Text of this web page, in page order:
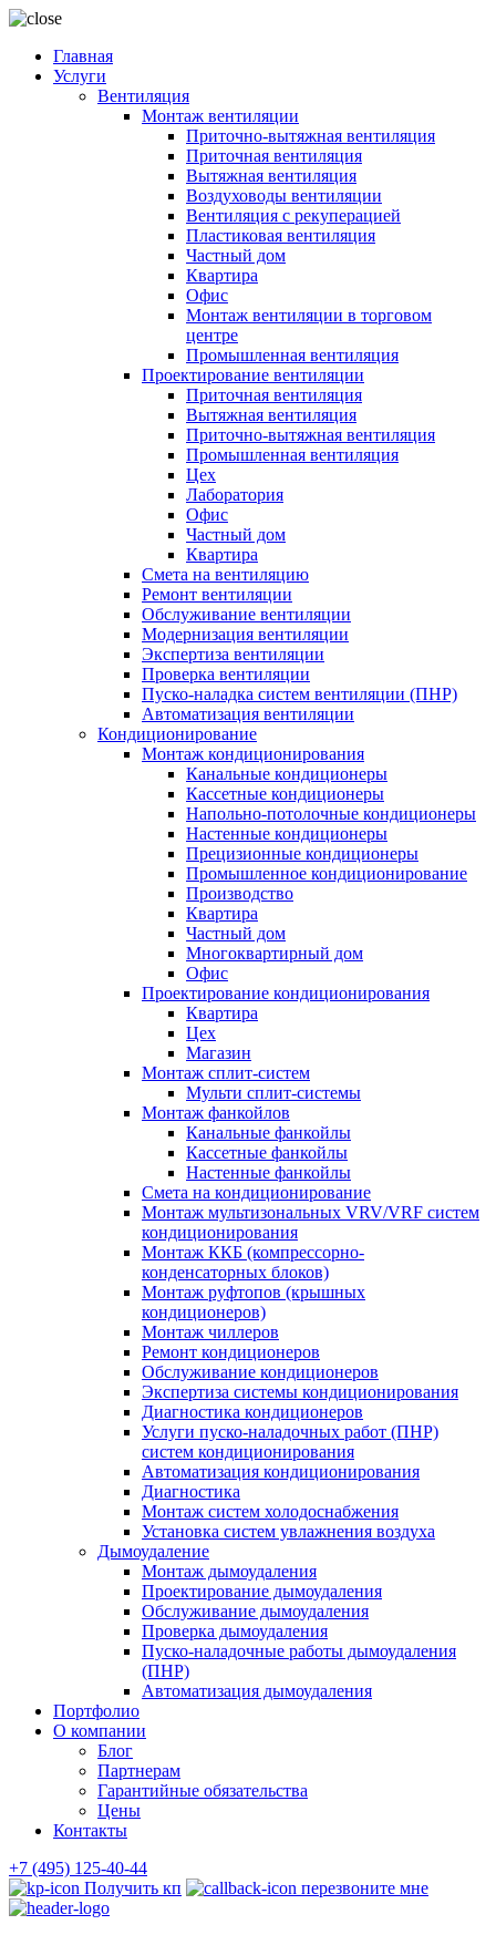
Главная
Услуги
Вентиляция
Монтаж вентиляции
Приточно-вытяжная вентиляция
Приточная вентиляция
Вытяжная вентиляция
Воздуховоды вентиляции
Вентиляция с рекуперацией
Пластиковая вентиляция
Частный дом
Квартира
Офис
Монтаж вентиляции в торговом
центре
Промышленная вентиляция
Проектирование вентиляции
Приточная вентиляция
Вытяжная вентиляция
Приточно-вытяжная вентиляция
Промышленная вентиляция
Цех
Лаборатория
Офис
Частный дом
Квартира
Смета на вентиляцию
Ремонт вентиляции
Обслуживание вентиляции
Модернизация вентиляции
Экспертиза вентиляции
Проверка вентиляции
Пуско-наладка систем вентиляции (ПНР)
Автоматизация вентиляции
Кондиционирование
Монтаж кондиционирования
Канальные кондиционеры
Кассетные кондиционеры
Напольно-потолочные кондиционеры
Настенные кондиционеры
Прецизионные кондиционеры
Промышленное кондиционирование
Производство
Квартира
Частный дом
Многоквартирный дом
Офис
Проектирование кондиционирования
Квартира
Цех
Магазин
Монтаж сплит-систем
Мульти сплит-системы
Монтаж фанкойлов
Канальные фанкойлы
Кассетные фанкойлы
Настенные фанкойлы
Смета на кондиционирование
Монтаж мультизональных VRV/VRF систем
кондиционирования
Монтаж ККБ (компрессорно-
конденсаторных блоков)
Монтаж руфтопов (крышных
кондиционеров)
Монтаж чиллеров
Ремонт кондиционеров
Обслуживание кондиционеров
Экспертиза системы кондиционирования
Диагностика кондиционеров
Услуги пуско-наладочных работ (ПНР)
систем кондиционирования
Автоматизация кондиционирования
Диагностика
Монтаж систем холодоснабжения
Установка систем увлажнения воздуха
Дымоудаление
Монтаж дымоудаления
Проектирование дымоудаления
Обслуживание дымоудаления
Проверка дымоудаления
Пуско-наладочные работы дымоудаления
(ПНР)
Автоматизация дымоудаления
Портфолио
О компании
Блог
Партнерам
Гарантийные обязательства
Цены
Контакты
+7 (495) 125-40-44
Получить кп
перезвоните мне